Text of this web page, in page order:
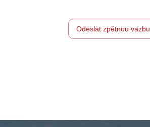
Odeslat zpětnou vazbu